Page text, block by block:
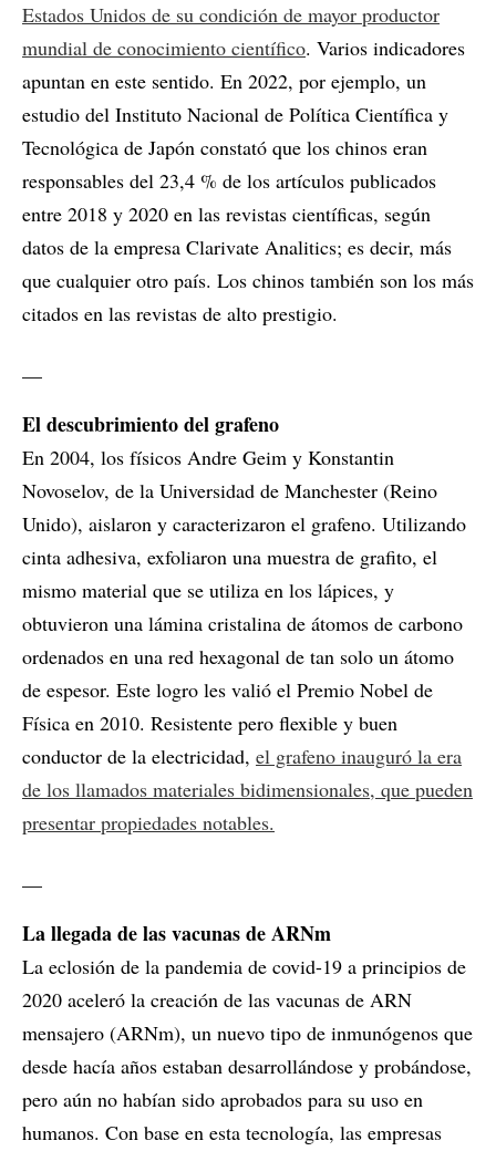
Estados Unidos de su condición de mayor productor
mundial de conocimiento científico. Varios indicadores
apuntan en este sentido. En 2022, por ejemplo, un
estudio del Instituto Nacional de Política Científica y
Tecnológica de Japón constató que los chinos eran
responsables del 23,4 % de los artículos publicados
entre 2018 y 2020 en las revistas científicas, según
datos de la empresa Clarivate Analitics; es decir, más
que cualquier otro país. Los chinos también son los más
citados en las revistas de alto prestigio.
El descubrimiento del grafeno
En 2004, los físicos Andre Geim y Konstantin
Novoselov, de la Universidad de Manchester (Reino
Unido), aislaron y caracterizaron el grafeno. Utilizando
cinta adhesiva, exfoliaron una muestra de grafito, el
mismo material que se utiliza en los lápices, y
obtuvieron una lámina cristalina de átomos de carbono
ordenados en una red hexagonal de tan solo un átomo
de espesor. Este logro les valió el Premio Nobel de
Física en 2010. Resistente pero flexible y buen
conductor de la electricidad, el grafeno inauguró la era
de los llamados materiales bidimensionales, que pueden
presentar propiedades notables.
La llegada de las vacunas de ARNm
La eclosión de la pandemia de covid-19 a principios de
2020 aceleró la creación de las vacunas de ARN
mensajero (ARNm), un nuevo tipo de inmunógenos que
desde hacía años estaban desarrollándose y probándose,
pero aún no habían sido aprobados para su uso en
humanos. Con base en esta tecnología, las empresas